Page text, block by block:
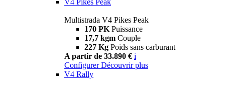
Multistrada V4 Pikes Peak
170 PK Puissance
17,7 kgm Couple
227 Kg Poids sans carburant
A partir de 33.890 € i
Configurer Découvrir plus
V4 Rally